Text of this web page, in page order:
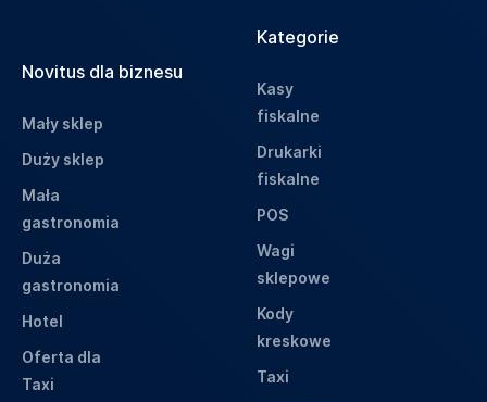
Novitus dla biznesu
Mały sklep
Duży sklep
Mała
gastronomia
Duża
gastronomia
Hotel
Oferta dla
Taxi
Kategorie
Kasy
fiskalne
Drukarki
fiskalne
POS
Wagi
sklepowe
Kody
kreskowe
Taxi